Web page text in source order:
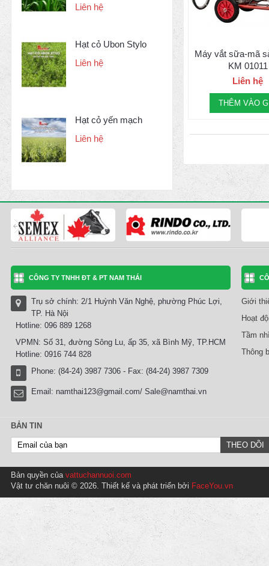
Liên hệ
Hạt cỏ Ubon Stylo
Liên hệ
Hạt cỏ yến mạch
Liên hệ
Máy vắt sữa-mã
KM 01011
Liên hệ
THÊM VÀO
CÔNG TY TNHH ĐT & PT NAM THÁI
Trụ sở chính: 2/1 Huỳnh Văn Nghệ, phường Phúc Lợi,
TP. Hà Nội
Hotline: 096 889 1268
VPMN: Số 31, đường Sông Lu, ấp 35, xã Bình Mỹ, TP.HCM
Hotline: 0916 744 828
Phone: (84-24) 3987 7306 - Fax: (84-24) 3987 7309
Email: namthai123@gmail.com/ Sale@namthai.vn
Giới
Hoạt
Tầm
Thông
BẢN TIN
Bản quyền của vattuchannuoi.com
Vật tư chăn nuôi © 2026. Thiết kế và phát triển bởi FaceYou.vn